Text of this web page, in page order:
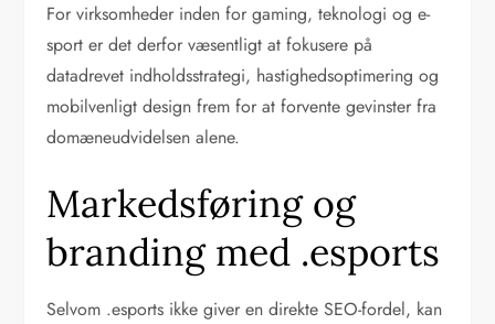
For virksomheder inden for gaming, teknologi og e-
sport er det derfor væsentligt at fokusere på
datadrevet indholdsstrategi, hastighedsoptimering og
mobilvenligt design frem for at forvente gevinster fra
domæneudvidelsen alene.
Markedsføring og
branding med .esports
Selvom .esports ikke giver en direkte SEO-fordel, kan